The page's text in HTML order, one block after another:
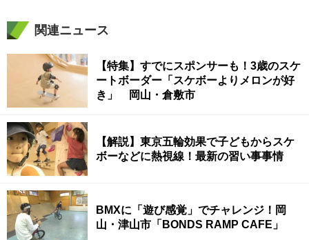
関連ニュース
【特集】すでにスポンサーも！3歳のスケ
ートボーダー「スケボーよりメロンが好
き」 岡山・倉敷市
【解説】東京五輪効果で子どもからスケ
ボーなどに熱視線！最新の習い事事情
BMXに「遊び感覚」でチャレンジ！岡
山・津山市「BONDS RAMP CAFE」